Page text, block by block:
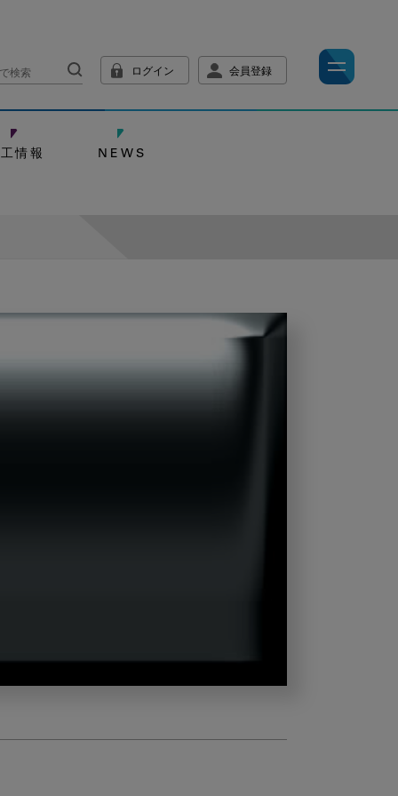
ログイン 会員登録
情報 NEWS